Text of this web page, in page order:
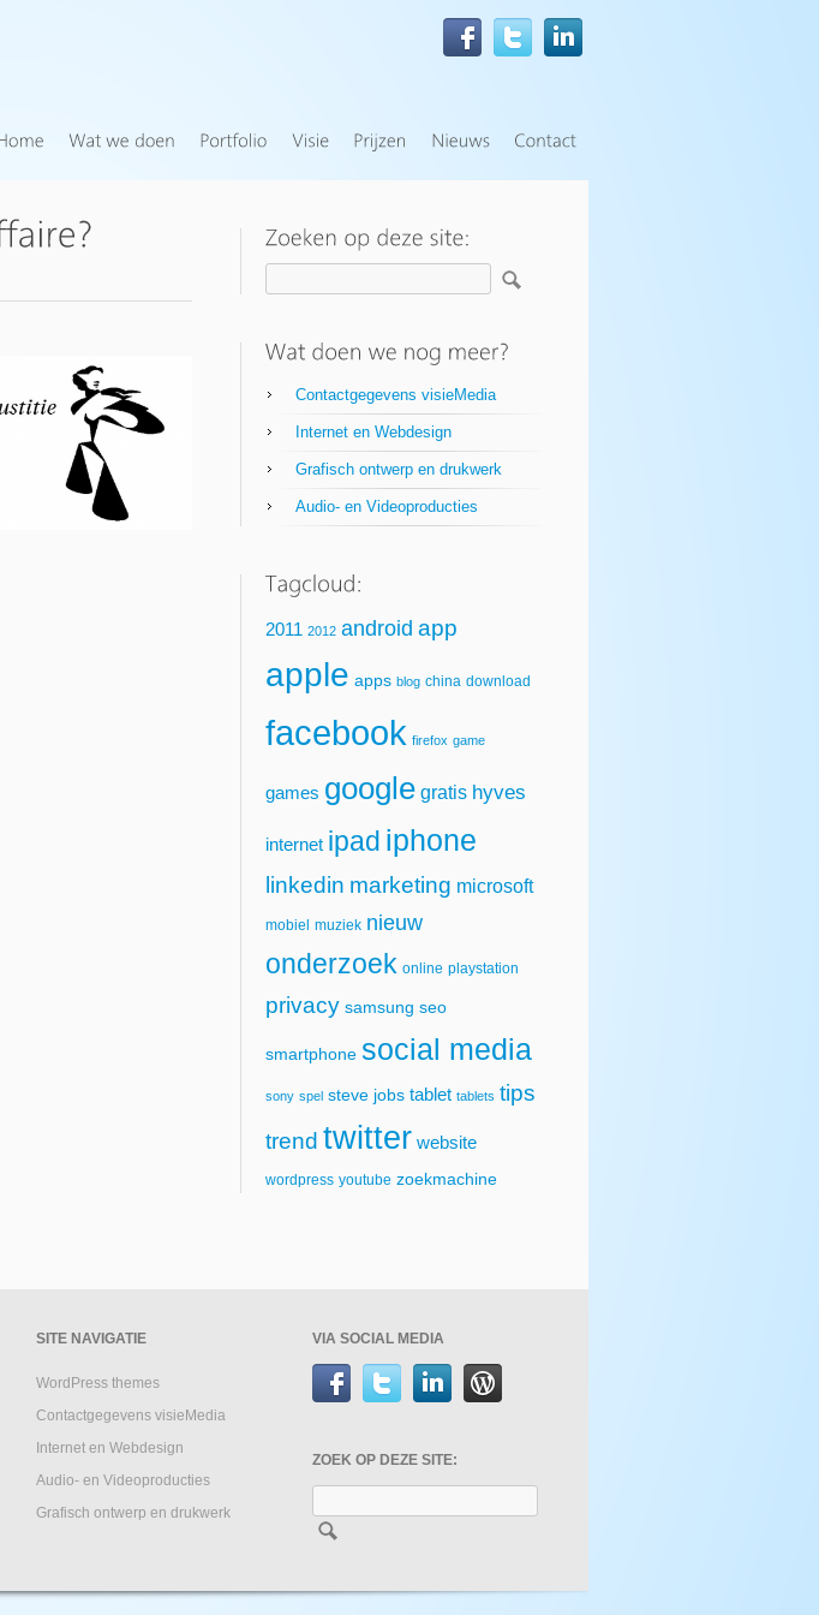
Contactgegevens visieMedia
Internet en Webdesign
Grafisch ontwerp en drukwerk
Audio- en Videoproducties
2011 2012 android app
apple apps blog china download
facebook firefox game
games google gratis hyves
internet ipad iphone
linkedin marketing microsoft
mobiel muziek nieuw
onderzoek online playstation
privacy samsung seo
smartphone social media
sony spel steve jobs tablet tablets tips
trend twitter website
wordpress youtube zoekmachine
SITE NAVIGATIE
WordPress themes
Contactgegevens visieMedia
Internet en Webdesign
Audio- en Videoproducties
Grafisch ontwerp en drukwerk
VIA SOCIAL MEDIA
ZOEK OP DEZE SITE: